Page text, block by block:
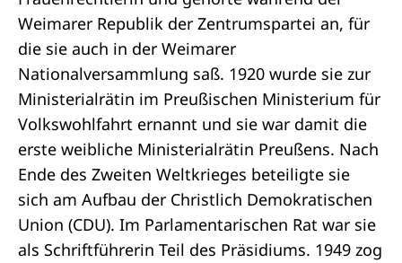
Weimarer Republik der Zentrumspartei an, für
die sie auch in der Weimarer
Nationalversammlung saß. 1920 wurde sie zur
Ministerialrätin im Preußischen Ministerium für
Volkswohlfahrt ernannt und sie war damit die
erste weibliche Ministerialrätin Preußens. Nach
Ende des Zweiten Weltkrieges beteiligte sie
sich am Aufbau der Christlich Demokratischen
Union (CDU). Im Parlamentarischen Rat war sie
als Schriftführerin Teil des Präsidiums. 1949 zog